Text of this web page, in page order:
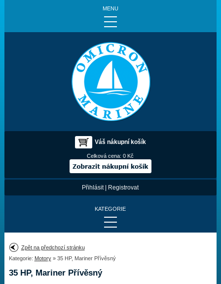
MENU
Váš nákupní košík
Celková cena:0 Kč
Přihlásit| Registrovat
KATEGORIE
Provedení:
Výrobce:
Zpět na předchozí stránku
Kategorie: Motory» 35 HP, Mariner Přívěsný
35 HP, Mariner Přívěsný